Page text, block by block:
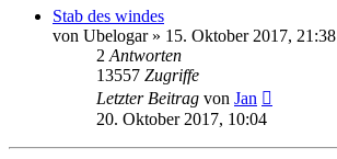
Stab des windes
von Ubelogar» 15. Oktober 2017, 21:38
2 Antworten
13557 Zugriffe
Letzter Beitrag von Jan
20. Oktober 2017, 10:04